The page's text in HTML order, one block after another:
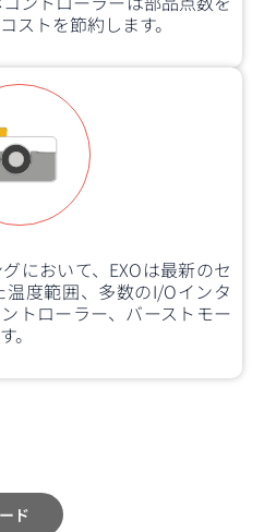
ストを節約します。
において、EXOは最新のセ
度範囲、多数のI/Oインタ
トローラー、バーストモー
。
ド